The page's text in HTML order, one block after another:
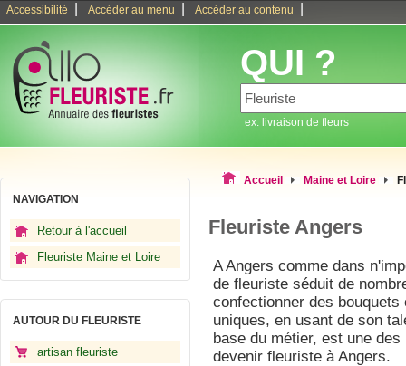
Accessibilité Accéder au menu Accéder au contenu
QUI ?
ex: livraison de fleurs
NAVIGATION
Retour à l'accueil
Fleuriste Maine et Loire
AUTOUR DU FLEURISTE
artisan fleuriste
Accueil Maine et Loire
Fleuriste Angers
A Angers comme dans
de fleuriste séduit de
confectionner des
uniques, en usant de son
base du métier, est une
devenir fleuriste à Angers.